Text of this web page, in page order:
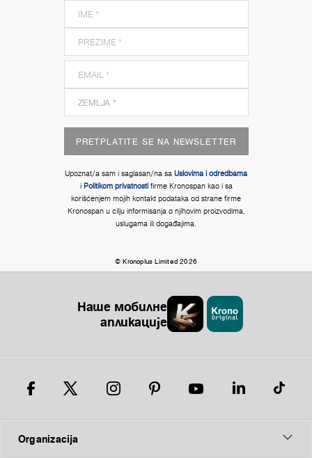
PRETPLATITE SE NA NEWSLETTER
Upoznat/a sam i saglasan/na sa Uslovima i odredbama
i Politikom privatnostifirme Kronospan kao i sa
korišćenjem mojih kontakt podataka od strane firme
Kronospan u cilju informisanja o njihovim proizvodima,
uslugama ili događajima.
© Kronoplus Limited 2026
Наше мобилне
апликације
Organizacija